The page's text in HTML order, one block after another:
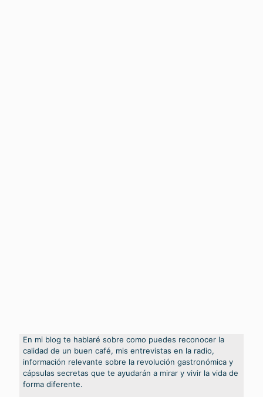
En mi blog te hablaré sobre como puedes reconocer la
calidad de un buen café, mis entrevistas en la radio,
información relevante sobre la revolución gastronómica y
cápsulas secretas que te ayudarán a mirar y vivir la vida de
forma diferente.